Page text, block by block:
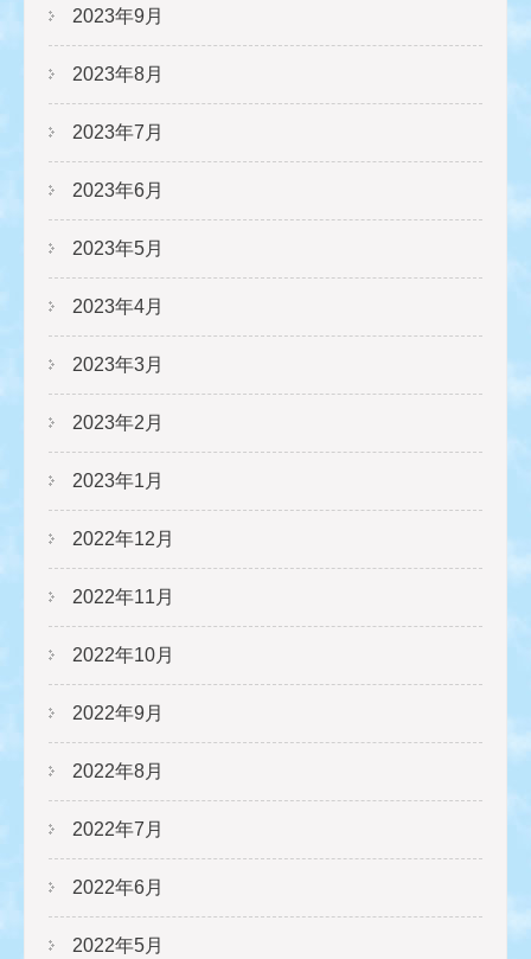
2023年9月
2023年8月
2023年7月
2023年6月
2023年5月
2023年4月
2023年3月
2023年2月
2023年1月
2022年12月
2022年11月
2022年10月
2022年9月
2022年8月
2022年7月
2022年6月
2022年5月